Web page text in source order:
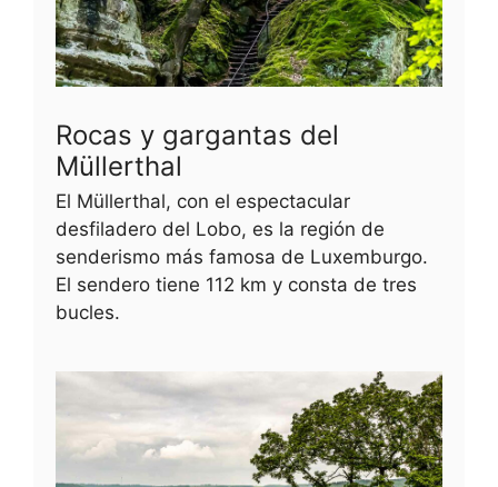
Rocas y gargantas del
Müllerthal
El Müllerthal, con el espectacular
desfiladero del Lobo, es la región de
senderismo más famosa de Luxemburgo.
El sendero tiene 112 km y consta de tres
bucles.